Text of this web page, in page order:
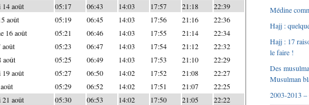
14 août 05:17 06:43 14:03 17:57 21:18 22:39
août 05:19 06:45 14:03 17:56 21:16 22:36
16 août 05:21 06:46 14:03 17:55 21:14 22:34
août 05:23 06:47 14:03 17:54 21:12 22:32
août 05:25 06:49 14:03 17:53 21:10 22:29
août 05:27 06:50 14:02 17:52 21:08 22:27
05:29 06:52 14:02 17:51 21:07 22:25
21 août 05:30 06:53 14:02 17:50 21:05 22:22
Médine
Hajj :
Hajj : 17
le faire !
Des
Musulman
2003-2013 –